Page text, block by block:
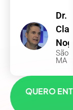
Dr.
São
MA
QUERO